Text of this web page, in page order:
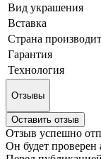
Вид украшения
Вставка
Страна
Гарантия
Технология
Отзывы
Оставить отзыв
Отзыв успешно
Он будет проверен